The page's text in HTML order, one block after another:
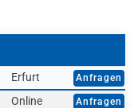
Erfurt Anfragen
Online Anfragen